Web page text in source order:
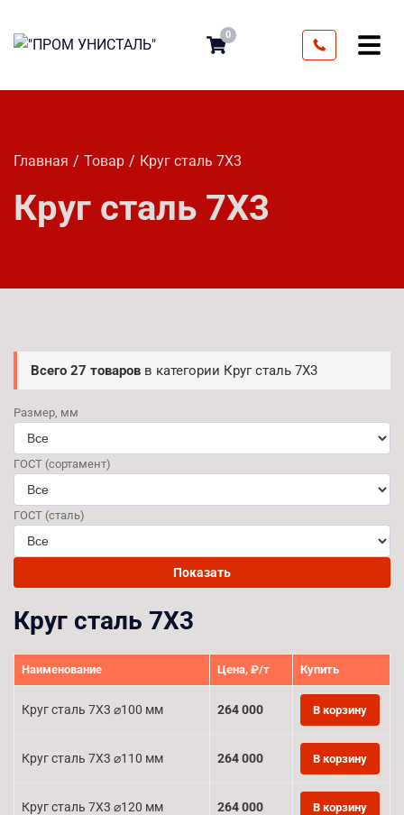
0
Главная Товар Круг сталь 7Х3
Круг сталь 7Х3
Всего 27 товаров в категории Круг сталь 7Х3
Размер, мм
ГОСТ (сортамент)
ГОСТ (сталь)
Показать
Круг сталь 7Х3
Наименование Цена, ₽/т Купить
Круг сталь 7Х3 ⌀100 мм 264 000 В корзину
Круг сталь 7Х3 ⌀110 мм 264 000 В корзину
Круг сталь 7Х3 ⌀120 мм 264 000 В корзину